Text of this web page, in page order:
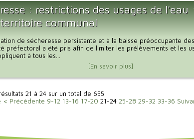
: restrictions des usages de l'eau
communal
de sécheresse persistante et à la baisse préoccupante
préfectoral a été pris afin de limiter les prélèvements et les
à tous les...
[En savoir plus]
21 à 24 sur un total de 655
< Précédente 9-12 13-16 17-20 21-24 25-28 29-32 33-36